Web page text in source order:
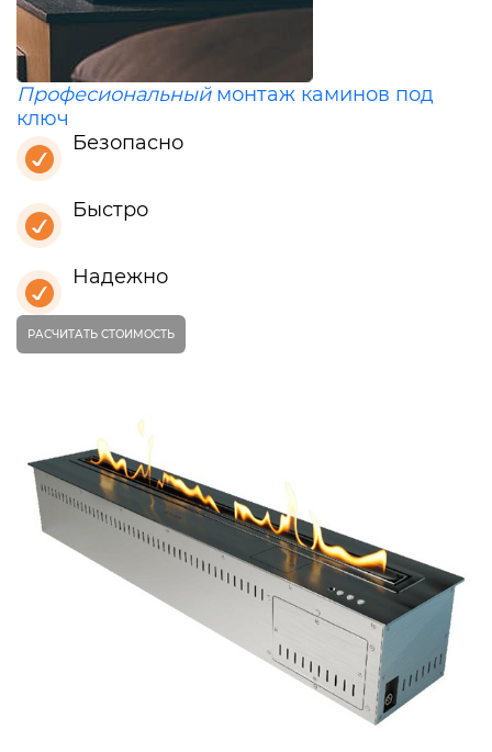
Професиональныймонтаж каминов под
ключ
Безопасно
Быстро
Надежно
РАСЧИТАТЬ СТОИМОСТЬ